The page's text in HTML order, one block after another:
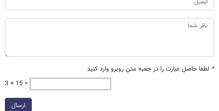
* لطفا حاصل عبارت را در جعبه متن روبرو وارد کنید
3 + 15 =
ارسال